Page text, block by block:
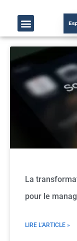
La
pour le
LIRE L'ARTICLE »